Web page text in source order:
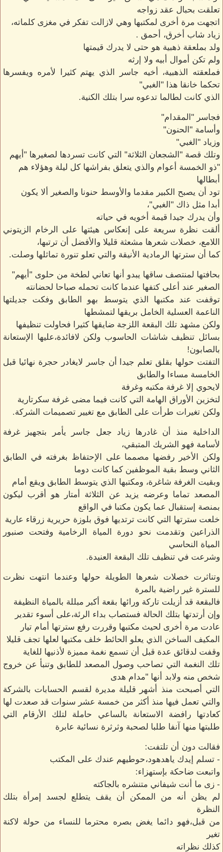
تعلقت بحبال عقد زواجه
اتجهت مرة أخرى لمكتبها وهي لازالت تفكر في مغزى كلماته،
زياد شاب أخرق، أحمق .
ولد بملعقة ذهبية هو حتى لا يدرك قيمتها
ولم تكن أموال أبيه ولا إرثه
فملعقته الذهبية، أخيه جاسر الذي يهتم كثيرا لأمره ويفسرها
تحكما خانقا هذا "الغبي"
الذي كانت لطالما تدعوه سرا بتلك الكنية.
فجاسر "المقدام"
وأسامة "الحنون"
وزياد "الغبي"
وتلك قصة "الشجعان الثلاثة" التي كانت تسردها لصغيرها "أيهم
"ذو الخمسة أعوام والذي يتعلق بفراشها كل ليلة وهؤلاء هم
أبطالها
تود أن يصبح الكبير مقدما والأوسط حنونا والصغير ألا يكون
أبدا مثل ذاك "الغبي"،
وأن يدرك جيدا قيمة أخويه في حياته
ألقت نظرة سريعة على إنعكاس هيئتها على الرخام الزيتوني
اللامع، خصلات شعرها مشعثة قليلا والأفضل أن ترتبها،
كما أن سترتها الرمادية الأنيقة والتي تعلو تنورة تماثلها وصلت.
بحافتها لمنتصف ساقها يبدو أنها تعاني لطخة من حلوى "أيهم"
الصغير عند أعلى كتفها عندما كانت تحمله صباحا لحضانته
توقفت عند مكتبها الذي يتوسط بهو الطابق وفكت جديلتها
الناعمة العسلية الخامل بريقها لتمشطها
ولكن مشهد تلك البقعة اللزجة ضايقها كثيرا فحاولت تنظيفها
بسائل تنظيف شاشات الحاسوب ولكن لافائدة،عليها الإستعانة
بالصابون!
التفتت حولها بقلق تعلم جيدا أن جاسر لايغادر حجرة نهائيا قبل
الخامسة مساءا والطابق
لايحوي إلا غرفة مكتبه وغرفة
لتخزين الأوراق الهامة التي كانت فيما مضى غرفة سكرتارية
ولكن تغيرات طرأت على الطابق مع تغيير تصميمات الشركة.
الداخلية منذ أن غادرها زياد جعل جاسر يأمر بتجهيز غرفة
لأسامة فهو الشريك المتبقي،
ولكن الأخير رفضها مصمما على الإحتفاظ بغرفته في الطابق
الثاني وسط بقية الموظفين كما كانت دوما
وبقيت الغرفة شاغرة، ومكتبها الذي يتوسط الطابق ويقع أمام
المصعد تماما وعرضه يزيد عن الثلاثة أمتار هو أقرب ليكون
بمنصة إستقبال عما يكون مكتبا في الواقع
خلعت سترتها التي كانت ترتديها فوق بلوزة حريرية زرقاء عارية
الذراعين وتقدمت نحو دورة المياة الرخامية وفتحت صنبور
المياة النحاسي
وشرعت في تنظيف تلك البقعة العنيدة.
وتناثرت خصلات شعرها الطويلة حولها وعندما انتهت نظرت
للسترة غير راضية بالمرة
فالبقعة قد أزيلت تاركة ورائها بقعة أكبر مبللة بالمياة النظيفة
وإن أرتدتها بتلك الحالة فستصاب بداء الرئة،على أسوء تقدير
عادت مرة أخرى لحيث مكتبها وقررت رفع سترتها أمام تيار
المكيف الساخن الذي يعلو الحائط خلف مكتبها لعلها تجف قليلا
وقفت لدقائق عدة قبل أن تسمع نغمة مميزة لأذنيها للغاية
تلك النغمة التي تصاحب وصول المصعد للطابق وتنبأ عن خروج
شخص منه ولابد أنها "مدام هدى
التي أصبحت منذ أشهر قليلة مديرة لقسم الحسابات بالشركة
والتي تعمل فيها منذ أكثر من خمسة عشر سنوات قد صعدت لها
كعادتها رافضة الاستعانة بالساعي حاملة لتلك الأرقام التي
طلبتها منها آنفا طلبا لصحبة وثرثرة نسائية عابرة
فقالت دون أن تلتفت:
- تسلم إيدك ياهدهود،حوطيهم عندك على المكتب
واتبعت ضاحكة بإستهزاء:
- زى ما أنت شيفاني متنشره بالجاكته
لم يظن أنه من الممكن أن يقف يتطلع لجسد إمرأة بتلك
النظرة
من قبل،فهو دائما يغض بصره محترما للنساء من حولة لاكنة
تغير
كذلك نظراته